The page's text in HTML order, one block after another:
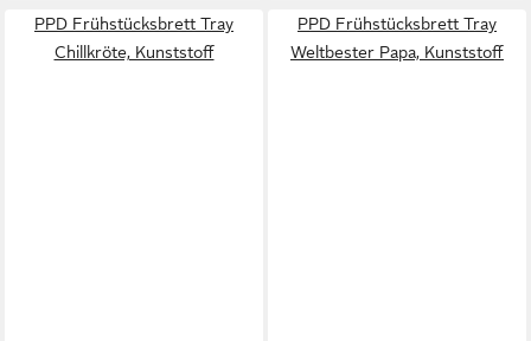
PPD Frühstücksbrett Tray
Chillkröte, Kunststoff
PPD Frühstücksbrett Tray
Weltbester Papa, Kunststoff